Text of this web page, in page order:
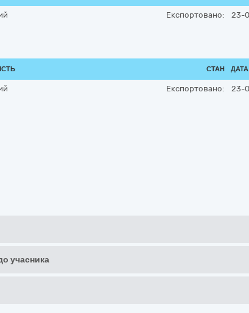
Експортовано: 23-
СТАН
Експортовано: 23-
учасника